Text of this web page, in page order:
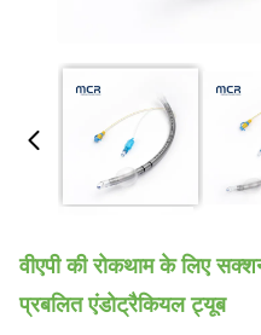
वीएपी की रोकथाम के लिए
प्रबलित एंडोट्रैकियल ट्यूब